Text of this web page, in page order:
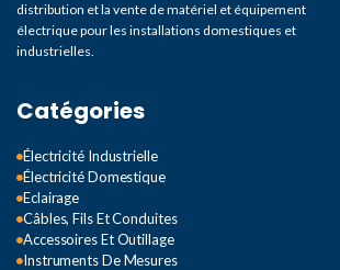
distribution et la vente de matériel et équipement
électrique pour les installations domestiques et
industrielles.
Catégories
Électricité Industrielle
Électricité Domestique
Eclairage
Câbles, Fils Et Conduites
Accessoires Et Outillage
Instruments De Mesures